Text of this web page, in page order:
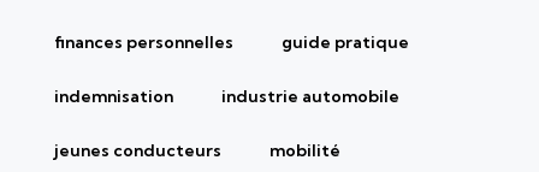
finances personnelles guide pratique
indemnisation industrie automobile
jeunes conducteurs mobilité